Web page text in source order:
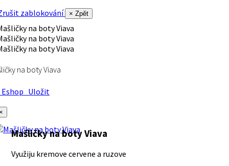
zablokování
× Zpět
na boty Viava
Uložit
Mašličky na boty Viava
Využiju kremove cervene a ruzove